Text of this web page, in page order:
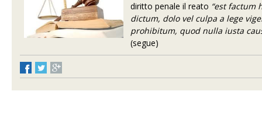
diritto penale il reato “est factum
dictum, dolo vel culpa a lege
prohibitum, quod nulla iusta
(segue)